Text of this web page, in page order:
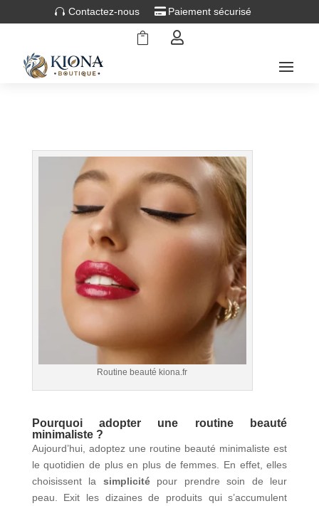
Contactez-nous Paiement sécurisé
 
Routine beauté kiona.fr
Pourquoi adopter une routine beauté
minimaliste ?
Aujourd’hui, adoptez une routine beauté minimaliste est
le quotidien de plus en plus de femmes. En effet, elles
choisissent la simplicitépour prendre soin de leur
peau. Exit les dizaines de produits qui s’accumulent